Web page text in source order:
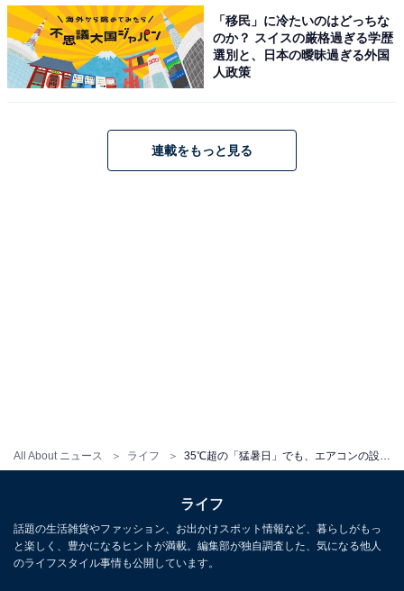
All About ニュース ライフ
掃除は、電気代にどれくらい影響する？
「移民」に冷たいのはどっちな
のか？ スイスの厳格過ぎる学歴
選別と、日本の曖昧過ぎる外国
人政策
連載をもっと見る
ライフ
話題の生活雑貨やファッション、お出かけスポット情報など、暮らしがもっ
と楽しく、豊かになるヒントが満載。編集部が独自調査した、気になる他人
のライフスタイル事情も公開しています。